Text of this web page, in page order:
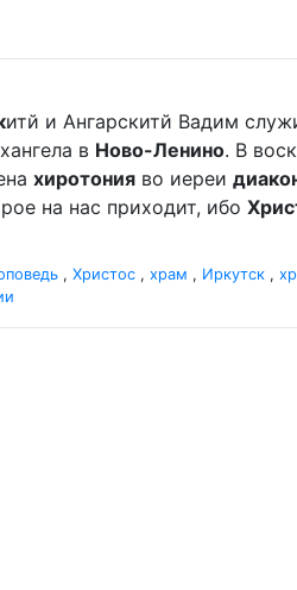
итй и Ангарскитй Вадим
в Ново-Ленино. В
хиротония во иереи
на нас приходит, ибо
, Христос , храм , Иркутск ,